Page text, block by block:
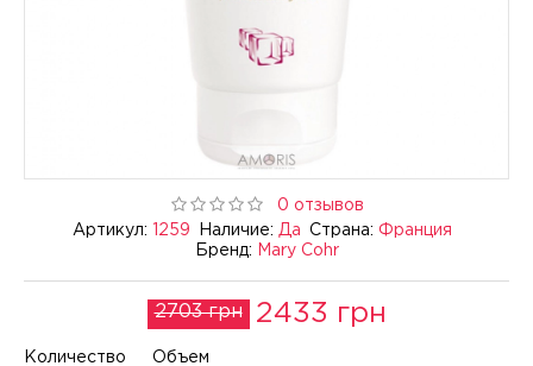
Артикул: 1259 Наличие: Да Страна: Франция
Бренд:
Mary Cohr
0 отзывов
2703 грн 2433 грн
Количество Объем